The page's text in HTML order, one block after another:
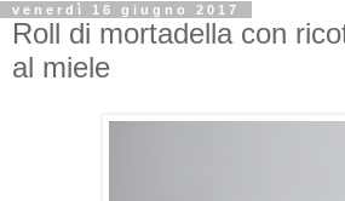
venerdì 16 giugno 2017
Roll di mortadella con
al miele